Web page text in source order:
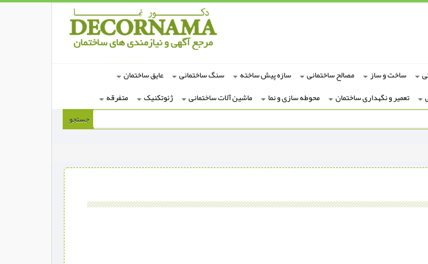
ساخت و ساز مصالح ساختمانی سازه پیش ساخته سنگ ساختمانی
عایق ساختمان
تعمیر و نگهداری ساختمان محوطه سازی و نما ماشین آلات ساختمانی ژئوتکنیک متفرقه
جستجو